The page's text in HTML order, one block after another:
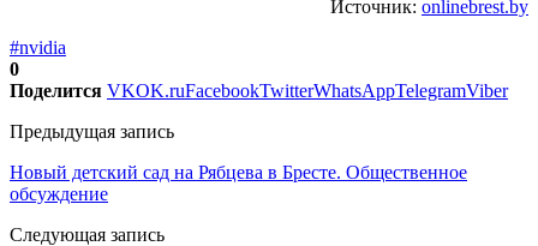
Источник: onlinebrest.by
#nvidia
0
Поделится VKOK.ruFacebookTwitterWhatsAppTelegramViber
Предыдущая запись
Новый детский сад на Рябцева в Бресте. Общественное
обсуждение
Следующая запись